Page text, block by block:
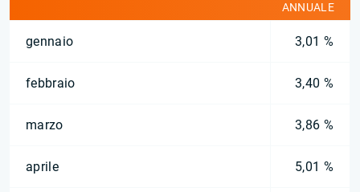
ANNUALE
gennaio 3,01 %
febbraio 3,40 %
marzo 3,86 %
aprile 5,01 %